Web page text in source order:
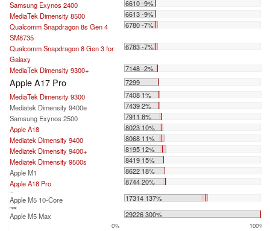
Samsung Exynos 2400
6610 -9%
MediaTek Dimensity 8500
6613 -9%
Qualcomm Snapdragon 8s Gen 4
SM8735
6780 -7%
Qualcomm Snapdragon 8 Gen 3 for
Galaxy
6783 -7%
MediaTek Dimensity 9300+ 7148 -2%
Apple A17 Pro
7299
MediaTek Dimensity 9300
7408 1%
Mediatek Dimensity 9400e
7439 2%
Samsung Exynos 2500
7911 8%
Apple A18
8023 10%
Mediatek Dimensity 9400
8068 11%
Mediatek Dimensity 9400+
8195 12%
Mediatek Dimensity 9500s
8419 15%
Apple M1
8622 18%
Apple A18 Pro
8744 20%
...
Apple M5 10-Core 17314 137%
max:
Apple M5 Max 29226 300%
0% 100%